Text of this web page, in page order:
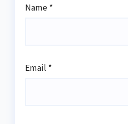
Name *
Email *